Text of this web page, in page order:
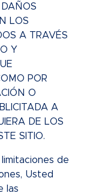
LOS
A TRAVÉS
Y
POR
O
A
DE LOS
SITIO.
de
Usted
las